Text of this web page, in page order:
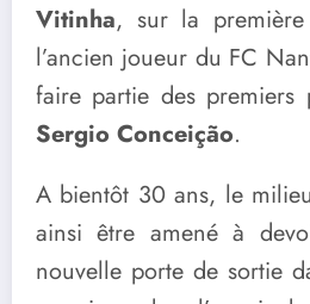
Vitinha, sur la
l’ancien joueur du FC
faire partie des premiers
Sergio Conceição.
A bientôt 30 ans, le
ainsi être amené à
nouvelle porte de sortie